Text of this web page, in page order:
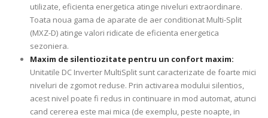
utilizate, eficienta energetica atinge niveluri extraordinare.
Toata noua gama de aparate de aer conditionat Multi-Split
(MXZ-D) atinge valori ridicate de eficienta energetica
sezoniera.
Maxim de silentiozitate pentru un confort maxim:
Unitatile DC Inverter MultiSplit sunt caracterizate de foarte mici
niveluri de zgomot reduse. Prin activarea modului silentios,
acest nivel poate fi redus in continuare in mod automat, atunci
cand cererea este mai mica (de exemplu, peste noapte, in